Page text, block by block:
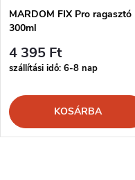
MARDOM FIX Pro ragasztó
300ml
4 395 Ft
szállítási idő: 6-8 nap
KOSÁRBA